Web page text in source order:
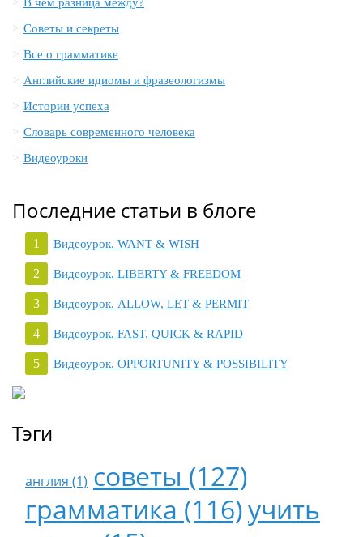
Советы и секреты
Все о грамматике
Английские идиомы и фразеологизмы
Истории успеха
Словарь современного человека
Видеоуроки
Последние статьи в блоге
Видеоурок. WANT & WISH
Видеоурок. LIBERTY & FREEDOM
Видеоурок. ALLOW, LET & PERMIT
Видеоурок. FAST, QUICK & RAPID
Видеоурок. OPPORTUNITY & POSSIBILITY
Тэги
англия (1) советы (127)
грамматика (116)учить